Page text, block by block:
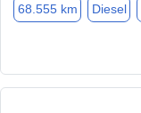
68.555 km Diesel